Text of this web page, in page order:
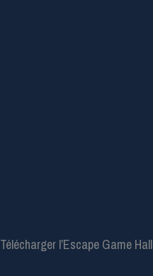
Télécharger l’Escape Game